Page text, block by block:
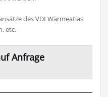
des VDI Wärmeatlas
etc.
Anfrage